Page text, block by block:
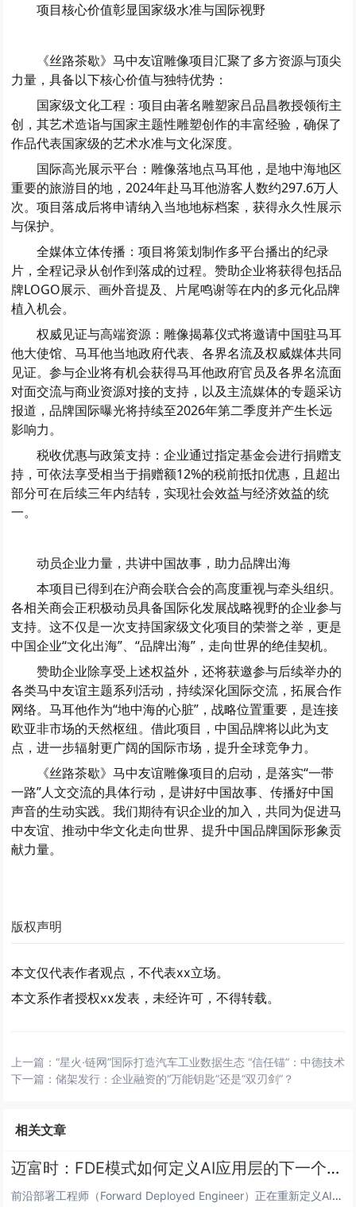
项目核心价值彰显国家级水准与国际视野
《丝路茶歇》马中友谊雕像项目汇聚了多方资源与顶尖
力量，具备以下核心价值与独特优势：
国家级文化工程：项目由著名雕塑家吕品昌教授领衔主
创，其艺术造诣与国家主题性雕塑创作的丰富经验，确保了
作品代表国家级的艺术水准与文化深度。
国际高光展示平台：雕像落地点马耳他，是地中海地区
重要的旅游目的地，2024年赴马耳他游客人数约297.6万人
次。项目落成后将申请纳入当地地标档案，获得永久性展示
与保护。
全媒体立体传播：项目将策划制作多平台播出的纪录
片，全程记录从创作到落成的过程。赞助企业将获得包括品
牌LOGO展示、画外音提及、片尾鸣谢等在内的多元化品牌
植入机会。
权威见证与高端资源：雕像揭幕仪式将邀请中国驻马耳
他大使馆、马耳他当地政府代表、各界名流及权威媒体共同
见证。参与企业将有机会获得马耳他政府官员及各界名流面
对面交流与商业资源对接的支持，以及主流媒体的专题采访
报道，品牌国际曝光将持续至2026年第二季度并产生长远
影响力。
税收优惠与政策支持：企业通过指定基金会进行捐赠支
持，可依法享受相当于捐赠额12%的税前抵扣优惠，且超出
部分可在后续三年内结转，实现社会效益与经济效益的统
一。
动员企业力量，共讲中国故事，助力品牌出海
本项目已得到在沪商会联合会的高度重视与牵头组织。
各相关商会正积极动员具备国际化发展战略视野的企业参与
支持。这不仅是一次支持国家级文化项目的荣誉之举，更是
中国企业“文化出海”、“品牌出海”，走向世界的绝佳契机。
赞助企业除享受上述权益外，还将获邀参与后续举办的
各类马中友谊主题系列活动，持续深化国际交流，拓展合作
网络。马耳他作为“地中海的心脏”，战略位置重要，是连接
欧亚非市场的天然枢纽。借此项目，中国品牌将以此为支
点，进一步辐射更广阔的国际市场，提升全球竞争力。
《丝路茶歇》马中友谊雕像项目的启动，是落实“一带
一路”人文交流的具体行动，是讲好中国故事、传播好中国
声音的生动实践。我们期待有识企业的加入，共同为促进马
中友谊、推动中华文化走向世界、提升中国品牌国际形象贡
献力量。
版权声明
本文仅代表作者观点，不代表xx立场。
本文系作者授权xx发表，未经许可，不得转载。
上一篇：“星火·链网”国际打造汽车工业数据生态 “信任锚”：中德技术
下一篇：储架发行：企业融资的“万能钥匙”还是“双刃剑”？
相关文章
迈富时：FDE模式如何定义AI应用层的下一个价值锚点
前沿部署工程师（Forward Deployed Engineer）正在重新定义AI时代的价值分配规则。从Palanti...